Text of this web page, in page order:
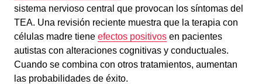
sistema nervioso central que provocan los síntomas del
TEA. Una revisión reciente muestra que la terapia con
células madre tiene efectos positivos en pacientes
autistas con alteraciones cognitivas y conductuales.
Cuando se combina con otros tratamientos, aumentan
las probabilidades de éxito.